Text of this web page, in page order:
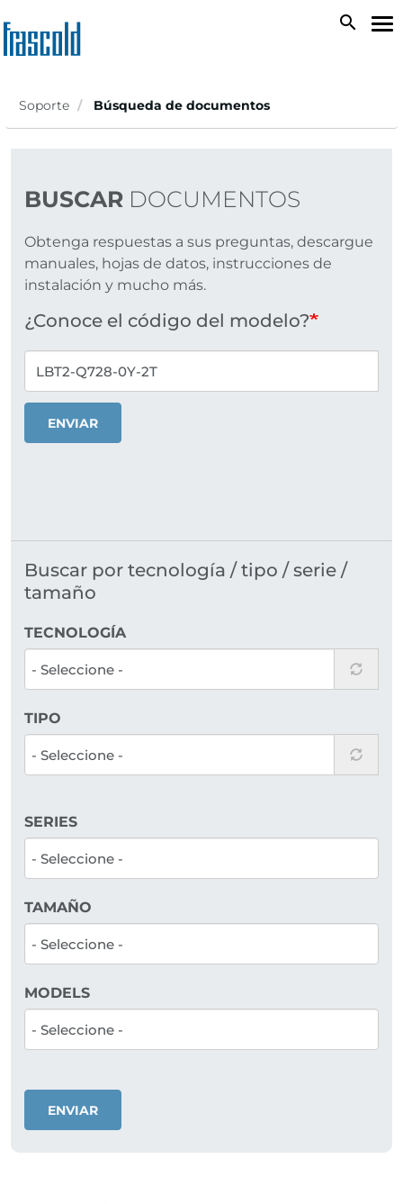
to
main
search
Soporte Búsqueda de documentos
BUSCAR DOCUMENTOS
Obtenga respuestas a sus preguntas, descargue
manuales, hojas de datos, instrucciones de
instalación y mucho más.
¿Conoce el código del modelo?
ENVIAR
Buscar por tecnología / tipo / serie /
tamaño
TECNOLOGÍA
TIPO
SERIES
TAMAÑO
MODELS
ENVIAR